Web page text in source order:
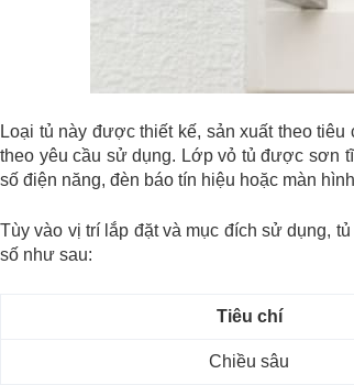
Loại tủ này được thiết kế, sản xuất theo
theo yêu cầu sử dụng. Lớp vỏ tủ được sơn
số điện năng, đèn báo tín hiệu hoặc màn
Tùy vào vị trí lắp đặt và mục đích sử dụng,
số như sau:
Tiêu chí
Chiều sâu